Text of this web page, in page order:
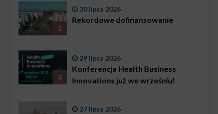
problemem są nie tylko choroby
2
30 lipca 2026
Rekordowe dofinansowanie
3
29 lipca 2026
Konferencja Health Business
Innovations już we wrześniu!
27 lipca 2026